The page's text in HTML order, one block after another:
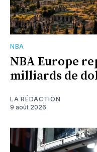
NBA
NBA Europe
milliards de
LA RÉDACTION
9 août 2026